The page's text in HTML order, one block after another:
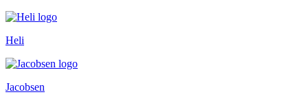
Heli
Jacobsen